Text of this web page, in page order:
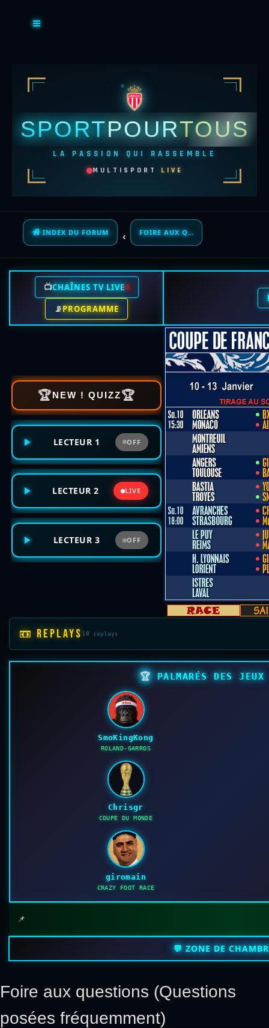
SPORTPOURTOUS
LA PASSION QUI RASSEMBLE
MULTISPORT LIVE
INDEX DU FORUM FOIRE AUX QUESTIONS (QUESTIONS POSÉES FRÉQUEMMENT)
📺CHAÎNES TV LIVE
📡PROGRAMME
🏆NEW ! QUIZZ🏆
LECTEUR 1 OFF
LECTEUR 2 LIVE
LECTEUR 3 OFF
📼 REPLAYS 50 replays
🏆 PALMARÉS DES
SmoKingKong
ROLAND-GARROS
Chrisgr
COUPE DU MONDE
giromain
CRAZY FOOT RACE
📌
💬 ZONE DE
Foire aux questions (Questions
posées fréquemment)